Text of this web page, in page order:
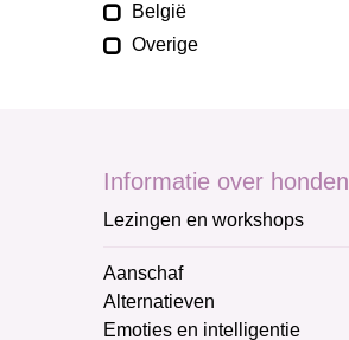
België
Overige
Informatie over honden
Lezingen en workshops
Aanschaf
Alternatieven
Emoties en intelligentie